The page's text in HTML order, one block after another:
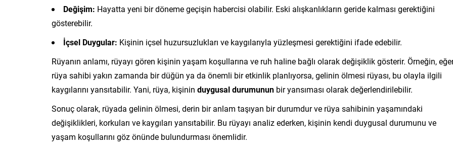
Değişim: Hayatta yeni bir döneme geçişin habercisi olabilir. Eski alışkanlıkların geride kalması gerektiğini
gösterebilir.
İçsel Duygular: Kişinin içsel huzursuzlukları ve kaygılarıyla yüzleşmesi gerektiğini ifade edebilir.
Rüyanın anlamı, rüyayı gören kişinin yaşam koşullarına ve ruh haline bağlı olarak değişiklik gösterir. Örneğin,
rüya sahibi yakın zamanda bir düğün ya da önemli bir etkinlik planlıyorsa, gelinin ölmesi rüyası, bu olayla ilgili
kaygılarını yansıtabilir. Yani, rüya, kişinin duygusal durumunun bir yansıması olarak değerlendirilebilir.
Sonuç olarak, rüyada gelinin ölmesi, derin bir anlam taşıyan bir durumdur ve rüya sahibinin yaşamındaki
değişiklikleri, korkuları ve kaygıları yansıtabilir. Bu rüyayı analiz ederken, kişinin kendi duygusal durumunu ve
yaşam koşullarını göz önünde bulundurması önemlidir.